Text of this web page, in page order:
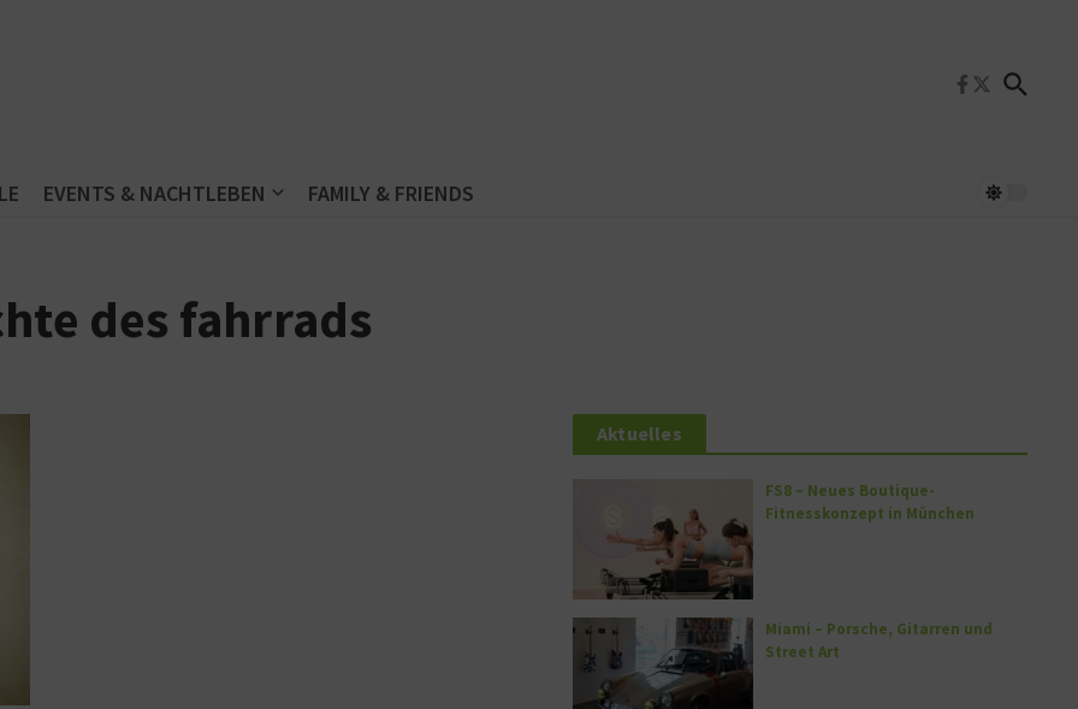
EVENTS & NACHTLEBEN FAMILY & FRIENDS
des fahrrads
Aktuelles
FS8 – Neues Boutique-
Fitnesskonzept in München
Miami – Porsche, Gitarren und
Street Art